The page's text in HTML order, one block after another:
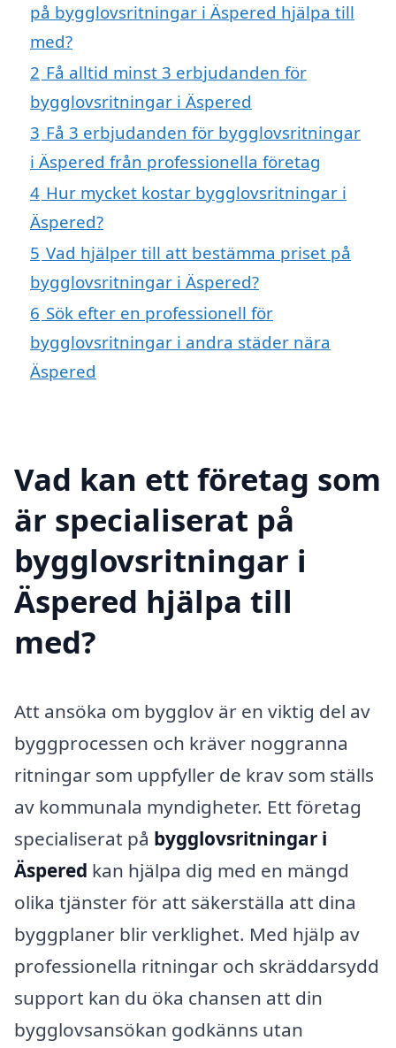
på bygglovsritningar i Äspered hjälpa till
med?
2 Få alltid minst 3 erbjudanden för
bygglovsritningar i Äspered
3 Få 3 erbjudanden för bygglovsritningar
i Äspered från professionella företag
4 Hur mycket kostar bygglovsritningar i
Äspered?
5 Vad hjälper till att bestämma priset på
bygglovsritningar i Äspered?
6 Sök efter en professionell för
bygglovsritningar i andra städer nära
Äspered
Vad kan ett företag som
är specialiserat på
bygglovsritningar i
Äspered hjälpa till
med?
Att ansöka om bygglov är en viktig del av
byggprocessen och kräver noggranna
ritningar som uppfyller de krav som ställs
av kommunala myndigheter. Ett företag
specialiserat på bygglovsritningar i
Äspered kan hjälpa dig med en mängd
olika tjänster för att säkerställa att dina
byggplaner blir verklighet. Med hjälp av
professionella ritningar och skräddarsydd
support kan du öka chansen att din
bygglovsansökan godkänns utan